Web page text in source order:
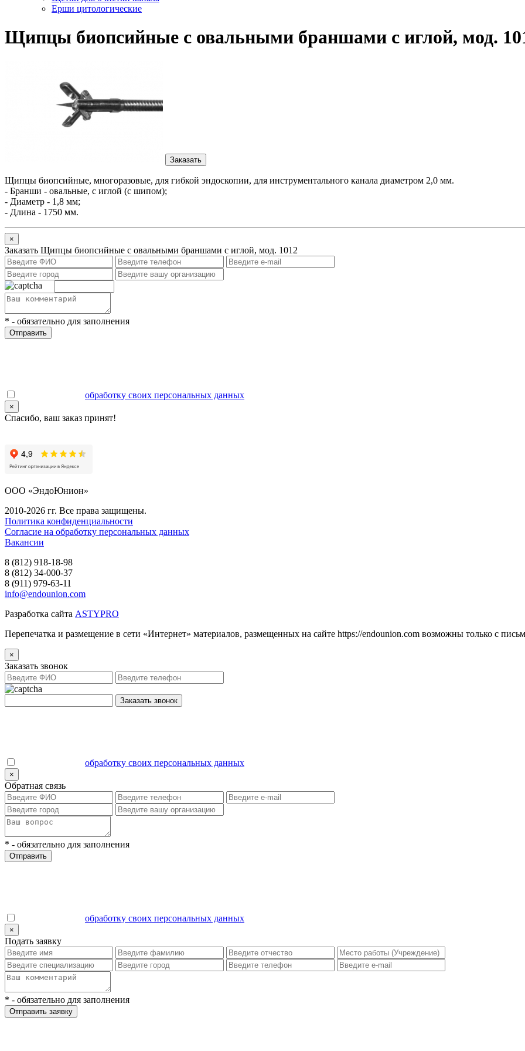
Ерши цитологические
Щипцы биопсийные с овальными браншами с иглой, мод.
Заказать
Щипцы биопсийные, многоразовые, для гибкой эндоскопии, для инструментального канала диаметром 2,0 мм.
- Бранши - овальные, с иглой (с шипом);
- Диаметр - 1,8 мм;
- Длина - 1750 мм.
×
Заказать Щипцы биопсийные с овальными браншами с иглой, мод. 1012
* - обязательно для заполнения
Отправить
обработку своих персональных данных
×
Спасибо, ваш заказ принят!
ООО «ЭндоЮнион»
2010-2026 гг. Все права защищены.
Политика конфиденциальности
Согласие на обработку персональных данных
Вакансии
8 (812) 918-18-98
8 (812) 34-000-37
8 (911) 979-63-11
info@endounion.com
Разработка сайта ASTYPRO
Перепечатка и размещение в сети «Интернет» материалов, размещенных на сайте https://endounion.com возможны только с
×
Заказать звонок
Заказать звонок
обработку своих персональных данных
×
Обратная связь
* - обязательно для заполнения
Отправить
обработку своих персональных данных
×
Подать заявку
* - обязательно для заполнения
Отправить заявку